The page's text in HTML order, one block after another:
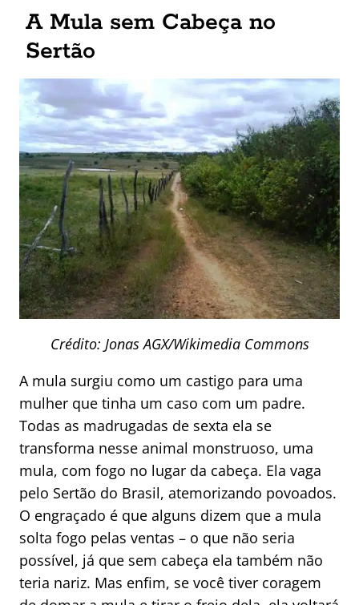
A Mula sem Cabeça no
Sertão
Crédito: Jonas AGX/Wikimedia Commons
A mula surgiu como um castigo para uma
mulher que tinha um caso com um padre.
Todas as madrugadas de sexta ela se
transforma nesse animal monstruoso, uma
mula, com fogo no lugar da cabeça. Ela vaga
pelo Sertão do Brasil, atemorizando povoados.
O engraçado é que alguns dizem que a mula
solta fogo pelas ventas – o que não seria
possível, já que sem cabeça ela também não
teria nariz. Mas enfim, se você tiver coragem